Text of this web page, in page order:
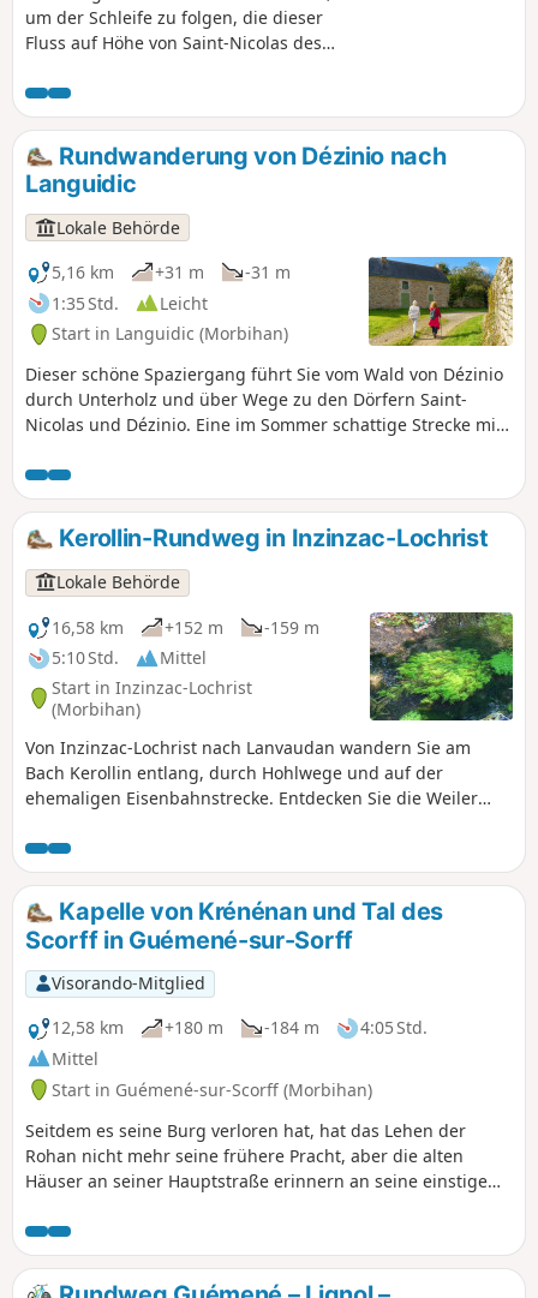
um der Schleife zu folgen, die dieser
Fluss auf Höhe von Saint-Nicolas des
Rundwanderung von Dézinio nach
Languidic
Lokale Behörde
5,16 km
+31 m
-31 m
1:35 Std.
Leicht
Start in Languidic (Morbihan)
Dieser schöne Spaziergang führt Sie vom Wald von Dézinio
durch Unterholz und über Wege zu den Dörfern Saint-
Nicolas und Dézinio. Eine im Sommer schattige Strecke mit
Entdeckungen des ländlichen Kulturerbes: Kapelle, alte
Bauernhöfe, Kulturerbe im Zusammenhang mit Wasser
usw.Kerollin-Rundweg in Inzinzac-Lochrist
Lokale Behörde
16,58 km
+152 m
-159 m
5:10 Std.
Mittel
Start in Inzinzac-Lochrist
(Morbihan)
Von Inzinzac-Lochrist nach Lanvaudan wandern Sie am
Bach Kerollin entlang, durch Hohlwege und auf der
ehemaligen Eisenbahnstrecke. Entdecken Sie die Weiler
ihrem gut erhaltenen Kulturerbe. Ein langer, erholsamer
Spaziergang im Herzen der hügeligen und bewaldeten
Landschaft.
Kapelle von Krénénan und Tal des
Scorff in Guémené-sur-Sorff
Visorando-Mitglied
12,58 km
+180 m -184 m
4:05 Std.
Mittel
Start in Guémené-sur-Scorff (Morbihan)
Seitdem es seine Burg verloren hat, hat das Lehen der
Rohan nicht mehr seine frühere Pracht, aber die alten
Häuser an seiner Hauptstraße erinnern an seine einstige
entlangschlängelt, steigt die Route nach einem großen
Umweg durch die Dörfer von Ploerdut zum Hügel von
Krénénan an, bevor sie die Kapelle und ihr grandioses